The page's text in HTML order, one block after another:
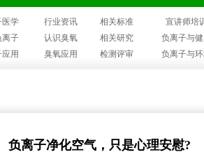
医学 行业资讯 相关标准 宣讲师培训
离子 认识臭氧 相关研究 负离子与
用 臭氧应用 检测评审 负离子与
负离子净化空气，只是心理安慰?